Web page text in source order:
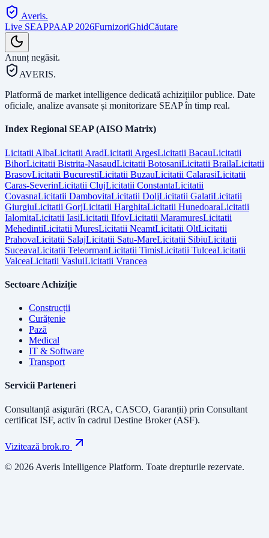
Averis.
Live SEAPPAAP 2026FurnizoriGhidCăutare
Anunț negăsit.
AVERIS.
Platformă de market intelligence dedicată achizițiilor publice. Date
oficiale, analize avansate și monitorizare SEAP în timp real.
Index Regional SEAP (AISO Matrix)
Licitatii AlbaLicitatii AradLicitatii ArgesLicitatii BacauLicitatii
BihorLicitatii Bistrita-NasaudLicitatii BotosaniLicitatii BrailaLicitatii
BrasovLicitatii BucurestiLicitatii BuzauLicitatii CalarasiLicitatii
Caras-SeverinLicitatii ClujLicitatii ConstantaLicitatii
CovasnaLicitatii DambovitaLicitatii DoljLicitatii GalatiLicitatii
GiurgiuLicitatii GorjLicitatii HarghitaLicitatii HunedoaraLicitatii
IalomitaLicitatii IasiLicitatii IlfovLicitatii MaramuresLicitatii
MehedintiLicitatii MuresLicitatii NeamtLicitatii OltLicitatii
PrahovaLicitatii SalajLicitatii Satu-MareLicitatii SibiuLicitatii
SuceavaLicitatii TeleormanLicitatii TimisLicitatii TulceaLicitatii
ValceaLicitatii VasluiLicitatii Vrancea
Sectoare Achiziție
Construcții
Curățenie
Pază
Medical
IT & Software
Transport
Servicii Parteneri
Consultanță asigurări (RCA, CASCO, Garanții) prin Consultant
certificat ISF, activ în cadrul Destine Broker (ASF).
Vizitează brok.ro
© 2026 Averis Intelligence Platform. Toate drepturile rezervate.